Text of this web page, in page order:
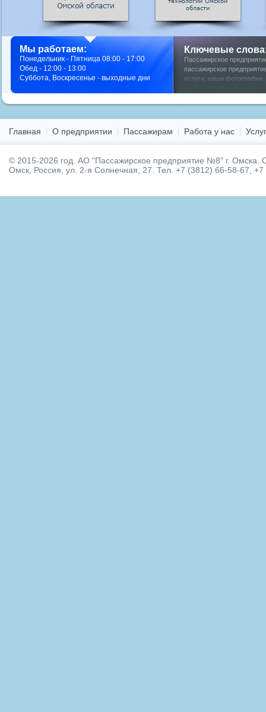
Ключевые
Пассажирское
пассажирское
услуги
наши фотографии
Мы работаем:
Понедельник - Пятница 08:00 - 17:00
Обед - 12:00 - 13:00
Суббота, Воскресенье - выходные дни
Главная О предприятии Пассажирам Работа у нас
© 2015-2026 год. АО "Пассажирское предприятие №8" г. Омска.
Омск, Россия, ул. 2-я Солнечная, 27. Тел. +7 (3812) 66-58-67,